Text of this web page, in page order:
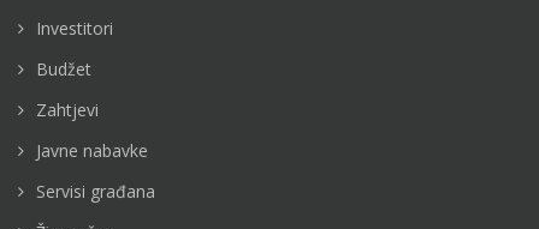
Investitori
Budžet
Zahtjevi
Javne nabavke
Servisi građana